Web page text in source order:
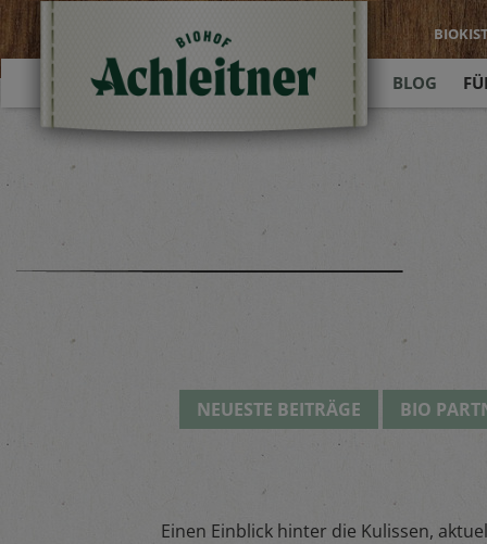
BLOG
NEUESTE BEITRÄGE BIO
Einen Einblick hinter die Kulissen,